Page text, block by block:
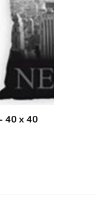
40 x 40